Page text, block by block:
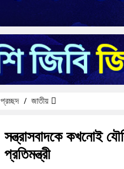
প্রচ্ছদ / জাতীয়
সন্ত্রাসবাদকে কখনোই
প্রতিমন্ত্রী